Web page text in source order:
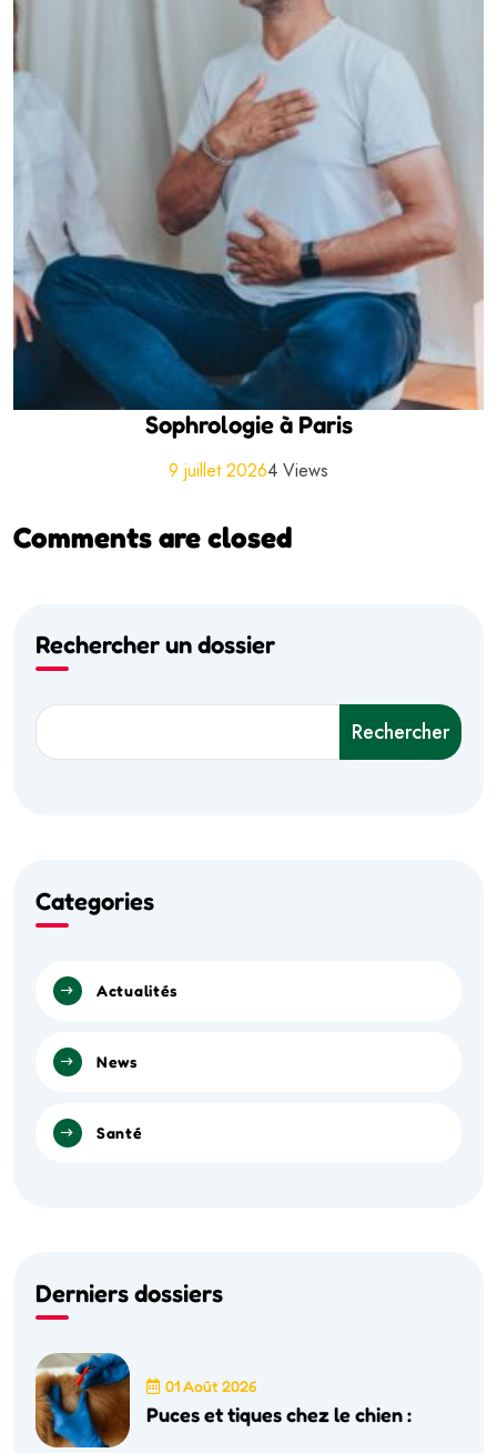
Sophrologie à Paris
9 juillet 20264 Views
Comments are closed
Rechercher un dossier
Rechercher
Categories
Actualités
News
Santé
Derniers dossiers
01 Août 2026
Puces et tiques chez le chien :